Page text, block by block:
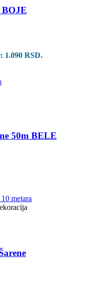
BOJE
1.090 RSD.
50m BELE